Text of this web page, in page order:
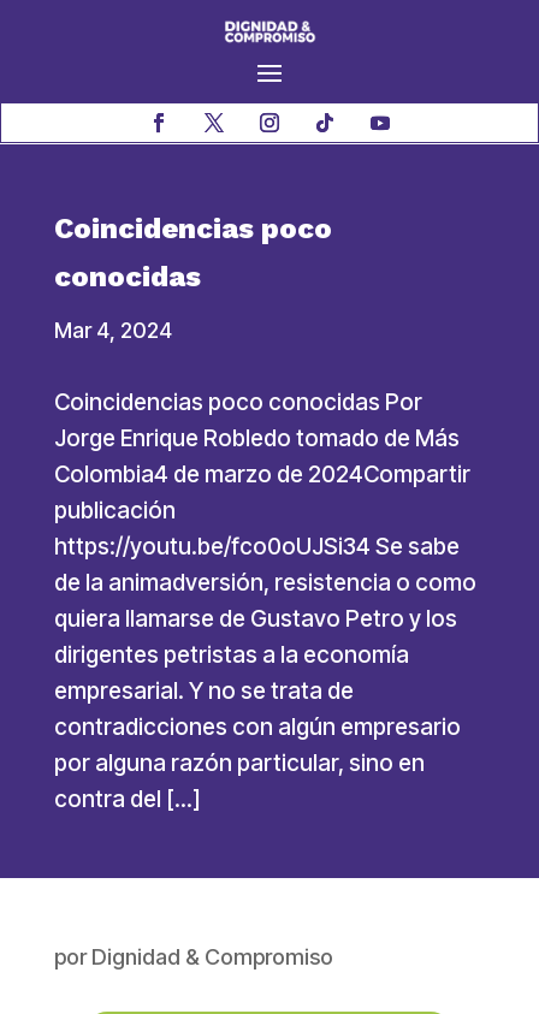
Coincidencias poco
conocidas
Mar 4, 2024
Coincidencias poco conocidas Por
Jorge Enrique Robledo tomado de Más
Colombia4 de marzo de 2024Compartir
publicación
https://youtu.be/fco0oUJSi34 Se sabe
de la animadversión, resistencia o como
quiera llamarse de Gustavo Petro y los
dirigentes petristas a la economía
empresarial. Y no se trata de
contradicciones con algún empresario
por alguna razón particular, sino en
contra del […]
porDignidad & Compromiso